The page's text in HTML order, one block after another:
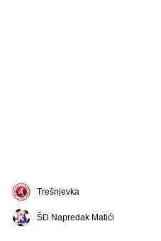
Trešnjevka
ŠD Napredak Matići